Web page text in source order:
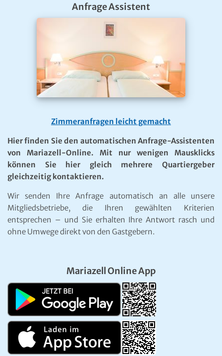
Anfrage Assistent
Zimmeranfragen leicht gemacht
Hier finden Sie den automatischen Anfrage-Assistenten
von Mariazell-Online. Mit nur wenigen Mausklicks
können Sie hier gleich mehrere Quartiergeber
gleichzeitig kontaktieren.
Wir senden Ihre Anfrage automatisch an alle unsere
Mitgliedsbetriebe, die Ihren gewählten Kriterien
entsprechen – und Sie erhalten Ihre Antwort rasch und
ohne Umwege direkt von den Gastgebern.
Mariazell Online App